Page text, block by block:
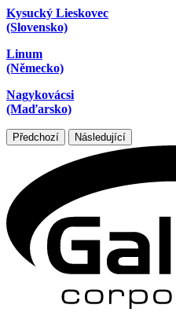
Kysucký Lieskovec
(Slovensko)
Linum
(Německo)
Nagykovácsi
(Maďarsko)
Předchozí Následující